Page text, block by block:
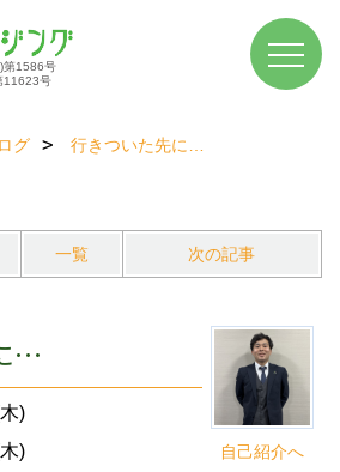
第1586号
11623号
グ 行きついた先に…
一覧 次の記事
自己紹介へ
…
)
)